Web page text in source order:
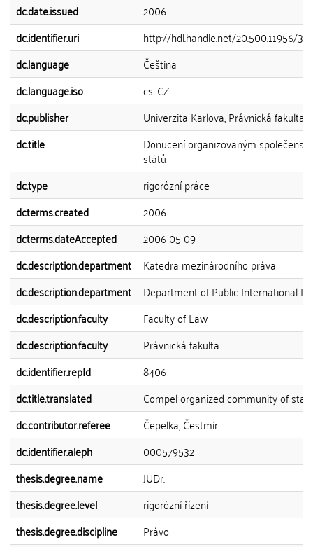
dc.date.issued
2006
dc.identifier.uri
http://hdl.handle.net/20.500.11956/
dc.language
Čeština
dc.language.iso
cs_CZ
dc.publisher
Univerzita Karlova, Právnická fakulta
dc.title
Donucení organizovaným
států
dc.type
rigorózní práce
dcterms.created
2006
dcterms.dateAccepted
2006-05-09
dc.description.department
Katedra mezinárodního práva
dc.description.department
Department of Public International
dc.description.faculty
Faculty of Law
dc.description.faculty
Právnická fakulta
dc.identifier.repId
8406
dc.title.translated
Compel organized community of
dc.contributor.referee
Čepelka, Čestmír
dc.identifier.aleph
000579532
thesis.degree.name
JUDr.
thesis.degree.level
rigorózní řízení
thesis.degree.discipline
Právo